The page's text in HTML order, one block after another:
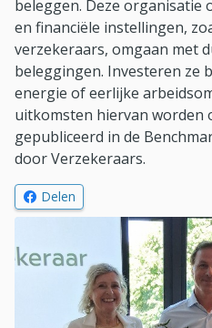
beleggen. Deze organisatie
en financiële instellingen,
verzekeraars, omgaan met
beleggingen. Investeren ze
energie of eerlijke
uitkomsten hiervan worden
gepubliceerd in de
door Verzekeraars.
Delen